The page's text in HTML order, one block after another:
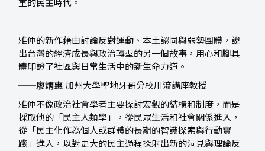
重的民主時代。
雅仲的新作藉由討論反對運動、本土認同與弱勢團體，說
出台灣的經濟成長與政治轉型的另一個故事，用心和腳具
體印證了社區與日常生活中的新生命力道。
──廖炳惠 加州大學聖地牙哥分校川流講座教授
雅仲不像政治社會學者主要探討宏觀的結構和制度，而是
採取他的「民主人類學」，從民眾生活和社會關係進入，
從「民主化作為個人或群體的長期的智識探索與行動實
踐」進入，以對更大的民主過程探射出新的洞見與理論反